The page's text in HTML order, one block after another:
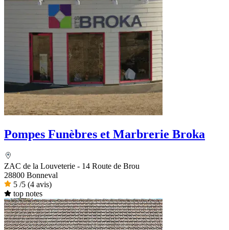
Pompes Funèbres et Marbrerie Broka
ZAC de la Louveterie - 14 Route de Brou
28800 Bonneval
5 /5 (4 avis)
top notes